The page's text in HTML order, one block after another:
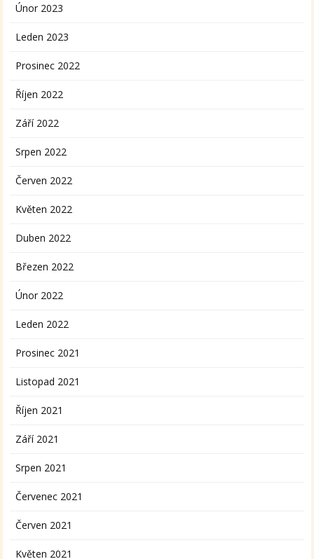
Únor 2023
Leden 2023
Prosinec 2022
Říjen 2022
Září 2022
Srpen 2022
Červen 2022
Květen 2022
Duben 2022
Březen 2022
Únor 2022
Leden 2022
Prosinec 2021
Listopad 2021
Říjen 2021
Září 2021
Srpen 2021
Červenec 2021
Červen 2021
Květen 2021